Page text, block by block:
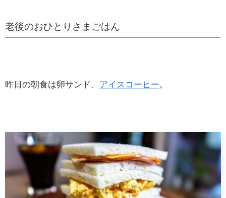
老後のおひとりさまごはん
昨日の朝食は卵サンド、 アイスコーヒー。